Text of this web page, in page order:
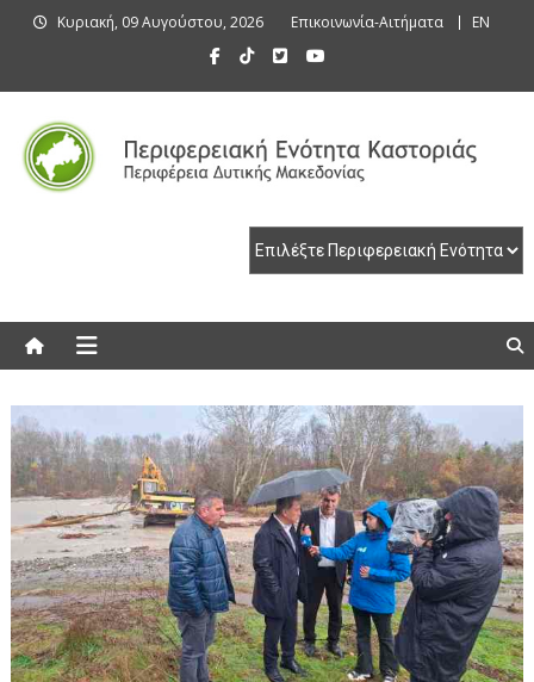
Κυριακή, 09 Αυγούστου, 2026 Επικοινωνία-Αιτήματα EN